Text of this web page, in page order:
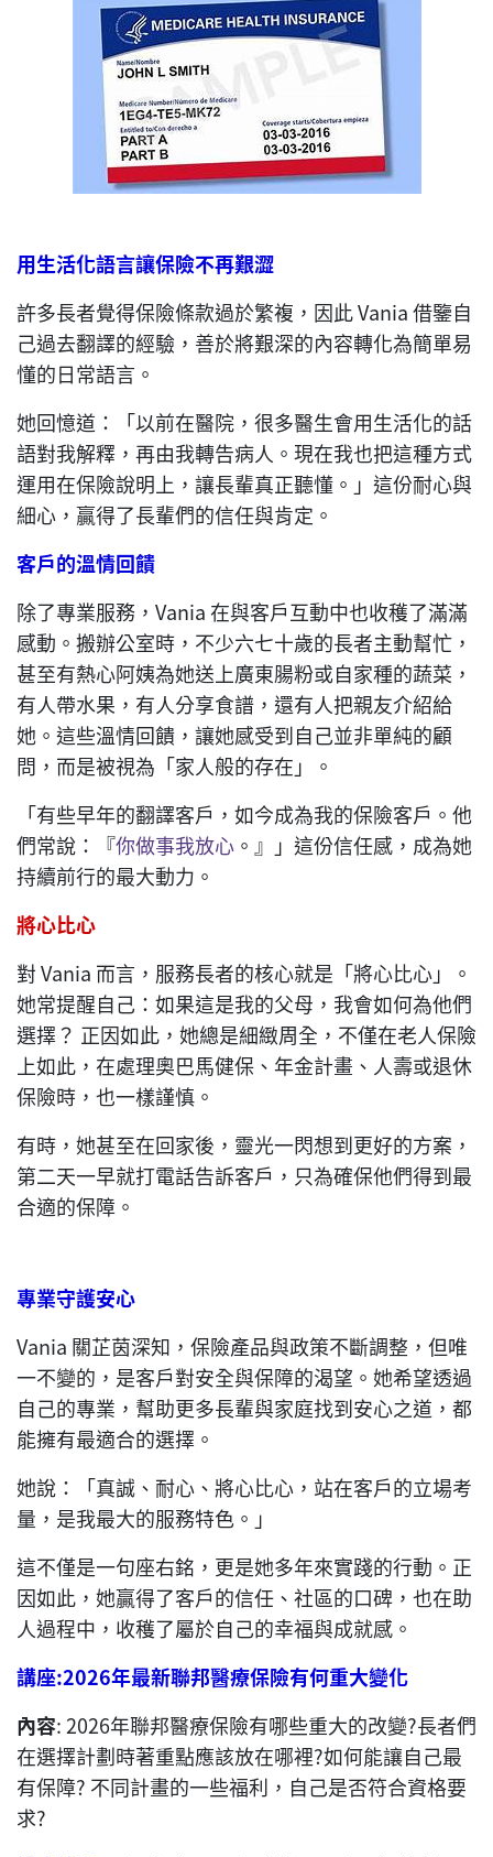
用生活化語言讓保險不再艱澀
許多長者覺得保險條款過於繁複，因此 Vania 借鑒自
己過去翻譯的經驗，善於將艱深的內容轉化為簡單易
懂的日常語言。
她回憶道：「以前在醫院，很多醫生會用生活化的話
語對我解釋，再由我轉告病人。現在我也把這種方式
運用在保險說明上，讓長輩真正聽懂。」這份耐心與
細心，贏得了長輩們的信任與肯定。
客戶的溫情回饋
除了專業服務，Vania 在與客戶互動中也收穫了滿滿
感動。搬辦公室時，不少六七十歲的長者主動幫忙，
甚至有熱心阿姨為她送上廣東腸粉或自家種的蔬菜，
有人帶水果，有人分享食譜，還有人把親友介紹給
她。這些溫情回饋，讓她感受到自己並非單純的顧
問，而是被視為「家人般的存在」。
「有些早年的翻譯客戶，如今成為我的保險客戶。他
們常說：『你做事我放心 。』」這份信任感，成為她
持續前行的最大動力。
將心比心
對 Vania 而言，服務長者的核心就是「將心比心」。
她常提醒自己：如果這是我的父母，我會如何為他們
選擇？ 正因如此，她總是細緻周全，不僅在老人保險
上如此，在處理奧巴馬健保、年金計畫、人壽或退休
保險時，也一樣謹慎。
有時，她甚至在回家後，靈光一閃想到更好的方案，
第二天一早就打電話告訴客戶，只為確保他們得到最
合適的保障。
專業守護安心
Vania 關芷茵深知，保險產品與政策不斷調整，但唯
一不變的，是客戶對安全與保障的渴望。她希望透過
自己的專業，幫助更多長輩與家庭找到安心之道，都
能擁有最適合的選擇。
她說：「真誠、耐心、將心比心，站在客戶的立場考
量，是我最大的服務特色。」
這不僅是一句座右銘，更是她多年來實踐的行動。正
因如此，她贏得了客戶的信任、社區的口碑，也在助
人過程中，收穫了屬於自己的幸福與成就感。
講座:2026年最新聯邦醫療保險有何重大變化
內容: 2026年聯邦醫療保險有哪些重大的改變?長者們
在選擇計劃時著重點應該放在哪裡?如何能讓自己最
有保障? 不同計畫的一些福利，自己是否符合資格要
求?